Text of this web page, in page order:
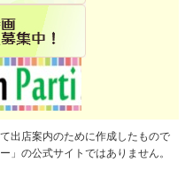
出店案内のために作成したもので
」の公式サイトではありません。